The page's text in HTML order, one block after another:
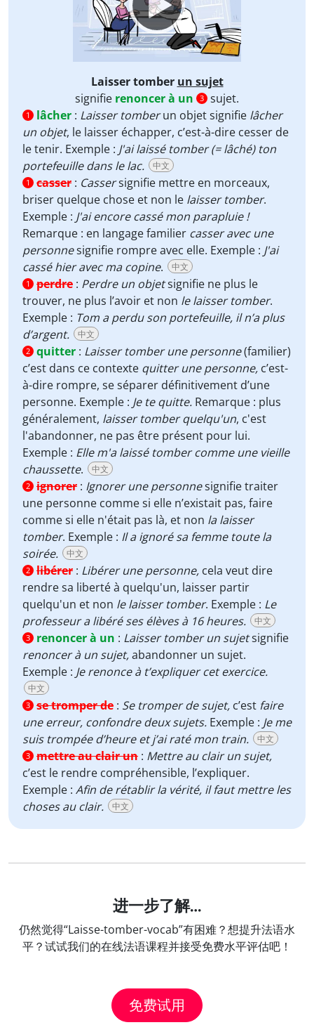
Laisser tomber un sujet
signifie renoncer à un 3 sujet.
1 lâcher : Laisser tomberun objet signifie lâcher
un objet, le laisser échapper, c’est-à-dire cesser de
le tenir. Exemple : J'ai laissé tomber (= lâché) ton
portefeuille dans le lac.
中文
1 casser : Cassersignifie mettre en morceaux,
briser quelque chose et non le laisser tomber.
Exemple : J'ai encore cassé mon parapluie !
Remarque : en langage familier casser avec une
personnesignifie rompre avec elle. Exemple : J'ai
cassé hier avec ma copine. 中文
1 perdre : Perdre un objetsignifie ne plus le
trouver, ne plus l’avoir et non le laisser tomber.
Exemple : Tom a perdu son portefeuille, il n’a plus
d’argent.
中文
2 quitter : Laisser tomber une personne(familier)
c’est dans ce contexte quitter une personne, c’est-
à-dire rompre, se séparer définitivement d’une
personne. Exemple : Je te quitte. Remarque : plus
généralement, laisser tomber quelqu'un, c'est
l'abandonner, ne pas être présent pour lui.
Exemple : Elle m'a laissé tomber comme une vieille
chaussette. 中文
2 ignorer : Ignorer une personnesignifie traiter
une personne comme si elle n’existait pas, faire
comme si elle n'était pas là, et non la laisser
tomber. Exemple : Il a ignoré sa femme toute la
soirée.
中文
2 libérer : Libérer une personne, cela veut dire
rendre sa liberté à quelqu'un, laisser partir
quelqu'un et non le laisser tomber. Exemple : Le
professeur a libéré ses élèves à 16 heures.
中文
3 renoncer à un : Laisser tomber un sujetsignifie
renoncer à un sujet,abandonner un sujet.
Exemple : Je renonce à t’expliquer cet exercice.
中文
3 se tromper de : Se tromper de sujet, c’est faire
une erreur, confondre deux sujets. Exemple : Je me
suis trompée d’heure et j’ai raté mon train.
中文
3 mettre au clair un : Mettre au clair un sujet,
c’est le rendre compréhensible, l’expliquer.
Exemple : Afin de rétablir la vérité, il faut mettre les
choses au clair.
中文
进一步了解…
仍然觉得“Laisse-tomber-vocab”有困难？想提升法语水
平？试试我们的在线法语课程并接受免费水平评估吧！
免费试用